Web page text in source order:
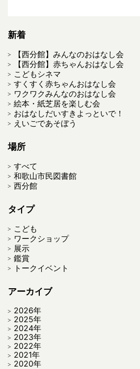
新着
【西分館】みんなのおはなし会
【西分館】赤ちゃんおはなし会
こどもシネマ
すくすく赤ちゃんおはなし会
ワクワクみんなのおはなし会
絵本・紙芝居を楽しむ会
おはなしだいすきよっといで！
えいごであそぼう
場所
すべて
和歌山市民図書館
西分館
タイプ
こども
ワークショップ
展示
鑑賞
トークイベント
アーカイブ
2026年
2025年
2024年
2023年
2022年
2021年
2020年